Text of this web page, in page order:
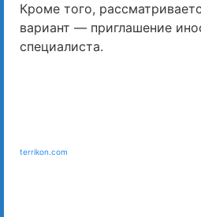
Кроме того,
вариант — приглашение
специалиста.
terrikon.com